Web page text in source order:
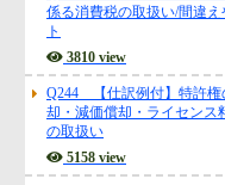
Q245 【三国間貿易】 日
係る消費税の取扱い/間違
ト
3810 view
Q244 【仕訳例付】特許権
却・減価償却・ライセンス
の取扱い
5158 view